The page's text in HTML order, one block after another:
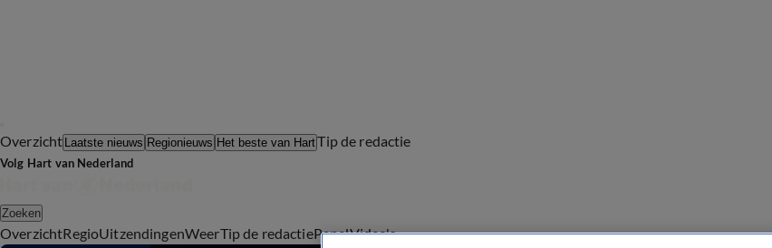
Overzicht Laatste nieuws Regionieuws Het beste van HartTip de redactie
Volg Hart van Nederland
Zoeken
OverzichtRegioUitzendingenWeerTip de redactiePanelVideo's